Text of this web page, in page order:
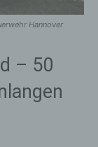
Hannover
– 50